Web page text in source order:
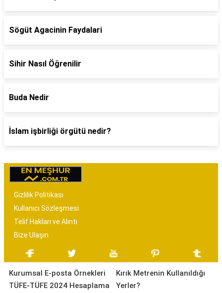
Sögüt Agacinin Faydalari
Sihir Nasıl Öğrenilir
Buda Nedir
İslam işbirliği örgütü nedir?
Gizlilik Politikası
Kullanıcı Sözleşmesi
Telif Hakları ve Alıntı
Bize Ulaşın
Kurumsal E-posta Örnekleri
TÜFE-TÜFE 2024 Hesaplama
Kırık Metrenin Kullanıldığı
Yerler?